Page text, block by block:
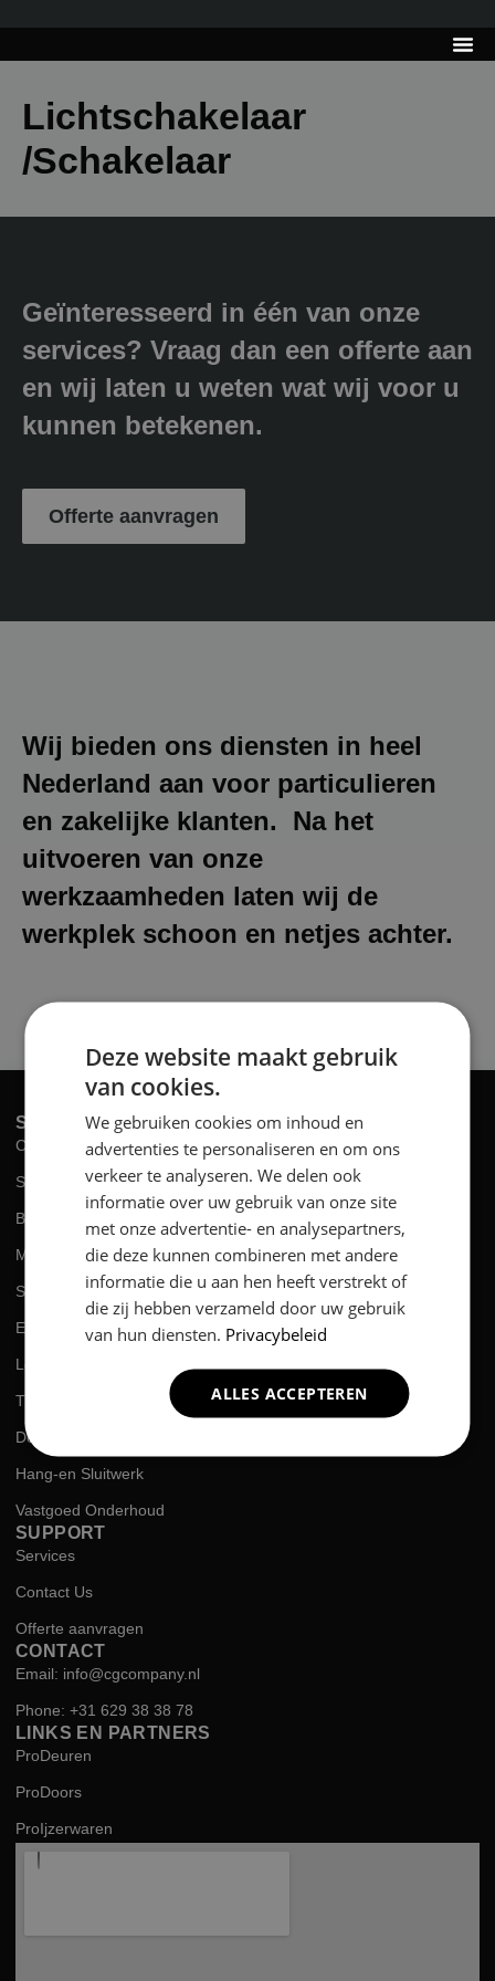
Lichtschakelaar
/Schakelaar
Geïnteresseerd in één van onze
services? Vraag dan een offerte aan
en wij laten u weten wat wij voor u
kunnen betekenen.
Offerte aanvragen
Wij bieden ons diensten in heel
Nederland aan voor particulieren
en zakelijke klanten. Na het
uitvoeren van onze
werkzaamheden laten wij de
werkplek schoon en netjes achter.
SERVICES
Complete Renovatie
Slopen
Boren / Frezen
Montage
Schilderen
Elektriciën
Loodgieter
Timmeren
Deuren Afhangen
Hang-en Sluitwerk
Vastgoed Onderhoud
SUPPORT
Services
Contact Us
Offerte aanvragen
CONTACT
Email: info@cgcompany.nl
Phone: +31 629 38 38 78
LINKS EN PARTNERS
ProDeuren
ProDoors
ProIjzerwaren
Deze website maakt gebruik
van cookies.
We gebruiken cookies om inhoud en
advertenties te personaliseren en om ons
verkeer te analyseren. We delen ook
informatie over uw gebruik van onze site
met onze advertentie- en analysepartners,
die deze kunnen combineren met andere
informatie die u aan hen heeft verstrekt of
die zij hebben verzameld door uw gebruik
van hun diensten. Privacybeleid
ALLES ACCEPTEREN